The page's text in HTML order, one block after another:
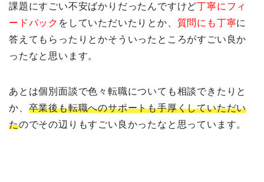
課題にすごい不安ばかりだったんですけど丁寧にフィ
ードバック をしていただいたりとか、 質問にも丁寧に
答えてもらったりとかそういったところがすごい良か
ったなと思います。
あとは個別面談で色々転職についても相談できたりと
か、 卒業後も転職へのサポートも手厚くしていただい
たのでその辺りもすごい良かったなと思っています。